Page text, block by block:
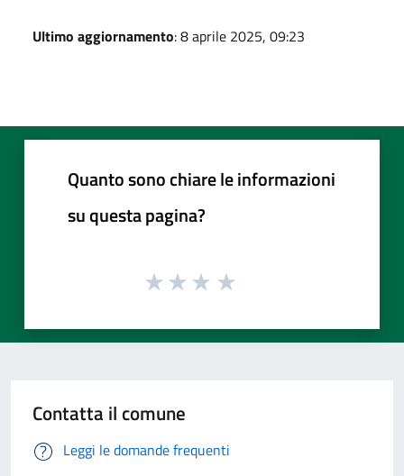
Ultimo aggiornamento: 8 aprile 2025, 09:23
Quanto sono chiare le informazioni
su questa pagina?
Contatta il comune
Leggi le domande frequenti